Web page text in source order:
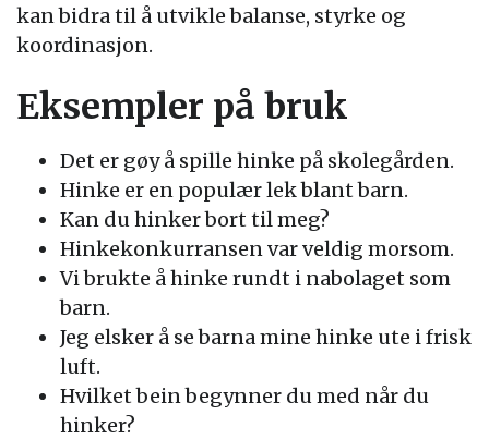
kan bidra til å utvikle balanse, styrke og
koordinasjon.
Eksempler på bruk
Det er gøy å spille hinke på skolegården.
Hinke er en populær lek blant barn.
Kan du hinker bort til meg?
Hinkekonkurransen var veldig morsom.
Vi brukte å hinke rundt i nabolaget som
barn.
Jeg elsker å se barna mine hinke ute i frisk
luft.
Hvilket bein begynner du med når du
hinker?